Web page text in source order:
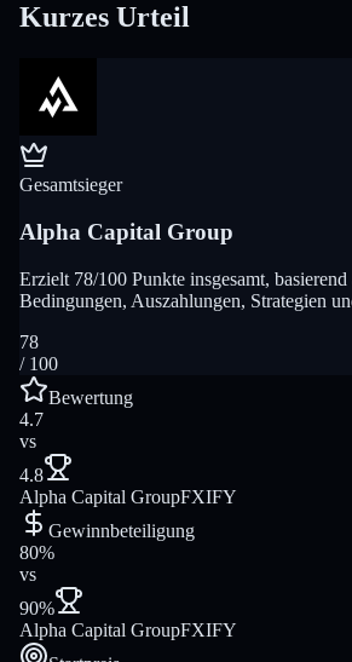
Kurzes Urteil
Gesamtsieger
Alpha Capital Group
Erzielt 78/100 Punkte insgesamt,
Bedingungen, Auszahlungen, Strategien
78
/ 100
Bewertung
4.7
vs
4.8
Alpha Capital GroupFXIFY
Gewinnbeteiligung
80%
vs
90%
Alpha Capital GroupFXIFY